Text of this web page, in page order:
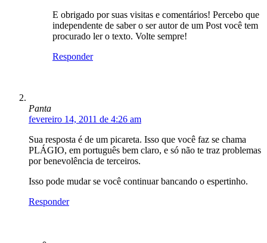
E obrigado por suas visitas e comentários! Percebo que
independente de saber o ser autor de um Post você tem
procurado ler o texto. Volte sempre!
Responder
Panta
fevereiro 14, 2011 de 4:26 am
Sua resposta é de um picareta. Isso que você faz se chama
PLÁGIO, em português bem claro, e só não te traz problemas
por benevolência de terceiros.
Isso pode mudar se você continuar bancando o espertinho.
Responder